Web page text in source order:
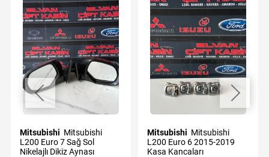
Mitsubishi
L200 Euro 7 Sağ Sol
Nikelajlı Dikiz Aynası
Mitsubishi
L200 Euro 6 2015-2019
Kasa Kancaları